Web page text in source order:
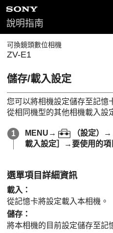
說明指南
可換鏡頭數位相機
ZV-E1
儲存/載入設定
您可以將相機設定儲存至記憶
從相同機型的其他相機載入設
MENU → （設定）→
載入設定］
→要使用的項
選單項目詳細資訊
載入 ：
從記憶卡將設定載入本相機。
儲存 ：
將本相機的目前設定儲存至記